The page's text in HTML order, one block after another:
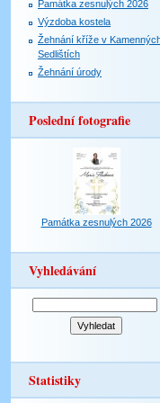
Památka zesnulých 2026
Výzdoba kostela
Žehnání kříže v
Sedlištích
Žehnání úrody
Poslední fotografie
Památka zesnulých 2026
Vyhledávání
Statistiky